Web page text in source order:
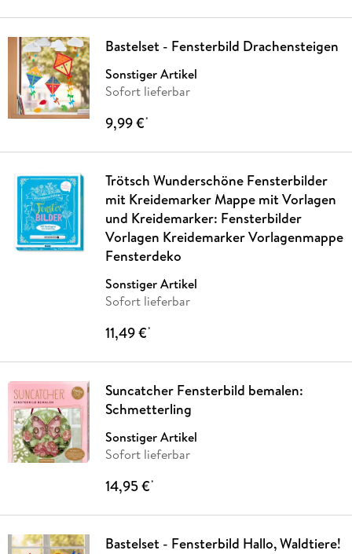
Bastelset - Fensterbild Drachensteigen
Sonstiger Artikel
Sofort lieferbar
9,99 €*
Trötsch Wunderschöne Fensterbilder
mit Kreidemarker Mappe mit Vorlagen
und Kreidemarker: Fensterbilder
Vorlagen Kreidemarker Vorlagenmappe
Fensterdeko
Sonstiger Artikel
Sofort lieferbar
11,49 €*
Suncatcher Fensterbild bemalen:
Schmetterling
Sonstiger Artikel
Sofort lieferbar
14,95 €*
Bastelset - Fensterbild Hallo, Waldtiere!